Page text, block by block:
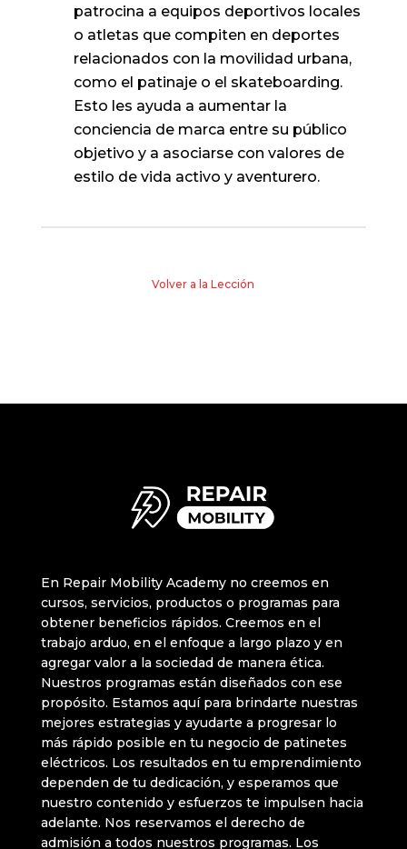
patrocina a equipos deportivos locales
o atletas que compiten en deportes
relacionados con la movilidad urbana,
como el patinaje o el skateboarding.
Esto les ayuda a aumentar la
conciencia de marca entre su público
objetivo y a asociarse con valores de
estilo de vida activo y aventurero.
Volver a la Lección
En Repair Mobility Academy no creemos en
cursos, servicios, productos o programas para
obtener beneficios rápidos. Creemos en el
trabajo arduo, en el enfoque a largo plazo y en
agregar valor a la sociedad de manera ética.
Nuestros programas están diseñados con ese
propósito. Estamos aquí para brindarte nuestras
mejores estrategias y ayudarte a progresar lo
más rápido posible en tu negocio de patinetes
eléctricos. Los resultados en tu emprendimiento
dependen de tu dedicación, y esperamos que
nuestro contenido y esfuerzos te impulsen hacia
adelante. Nos reservamos el derecho de
admisión a todos nuestros programas. Los